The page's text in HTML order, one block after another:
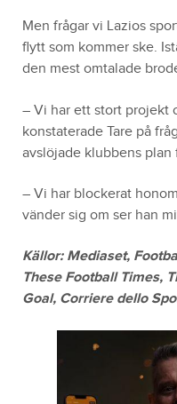
Men frågar vi Lazios
flytt som kommer ske.
den mest omtalade
– Vi har ett stort projekt
konstaterade Tare på
avslöjade klubbens plan
– Vi har blockerat
vänder sig om ser han
Källor: Mediaset,
These Football Times,
Goal, Corriere dello